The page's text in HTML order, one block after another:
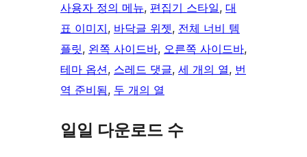
사용자 정의 메뉴, 편집기 스타일, 대
표 이미지, 바닥글 위젯, 전체 너비 템
플릿, 왼쪽 사이드바, 오른쪽 사이드바
테마 옵션, 스레드 댓글, 세 개의 열, 번
역 준비됨, 두 개의 열
일일 다운로드 수